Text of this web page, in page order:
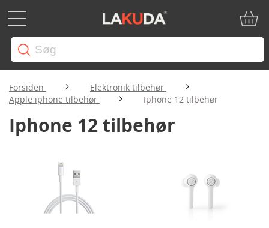
Forsiden
Elektronik tilbehør
Apple iphone tilbehør
Iphone 12 tilbehør
Iphone 12 tilbehør